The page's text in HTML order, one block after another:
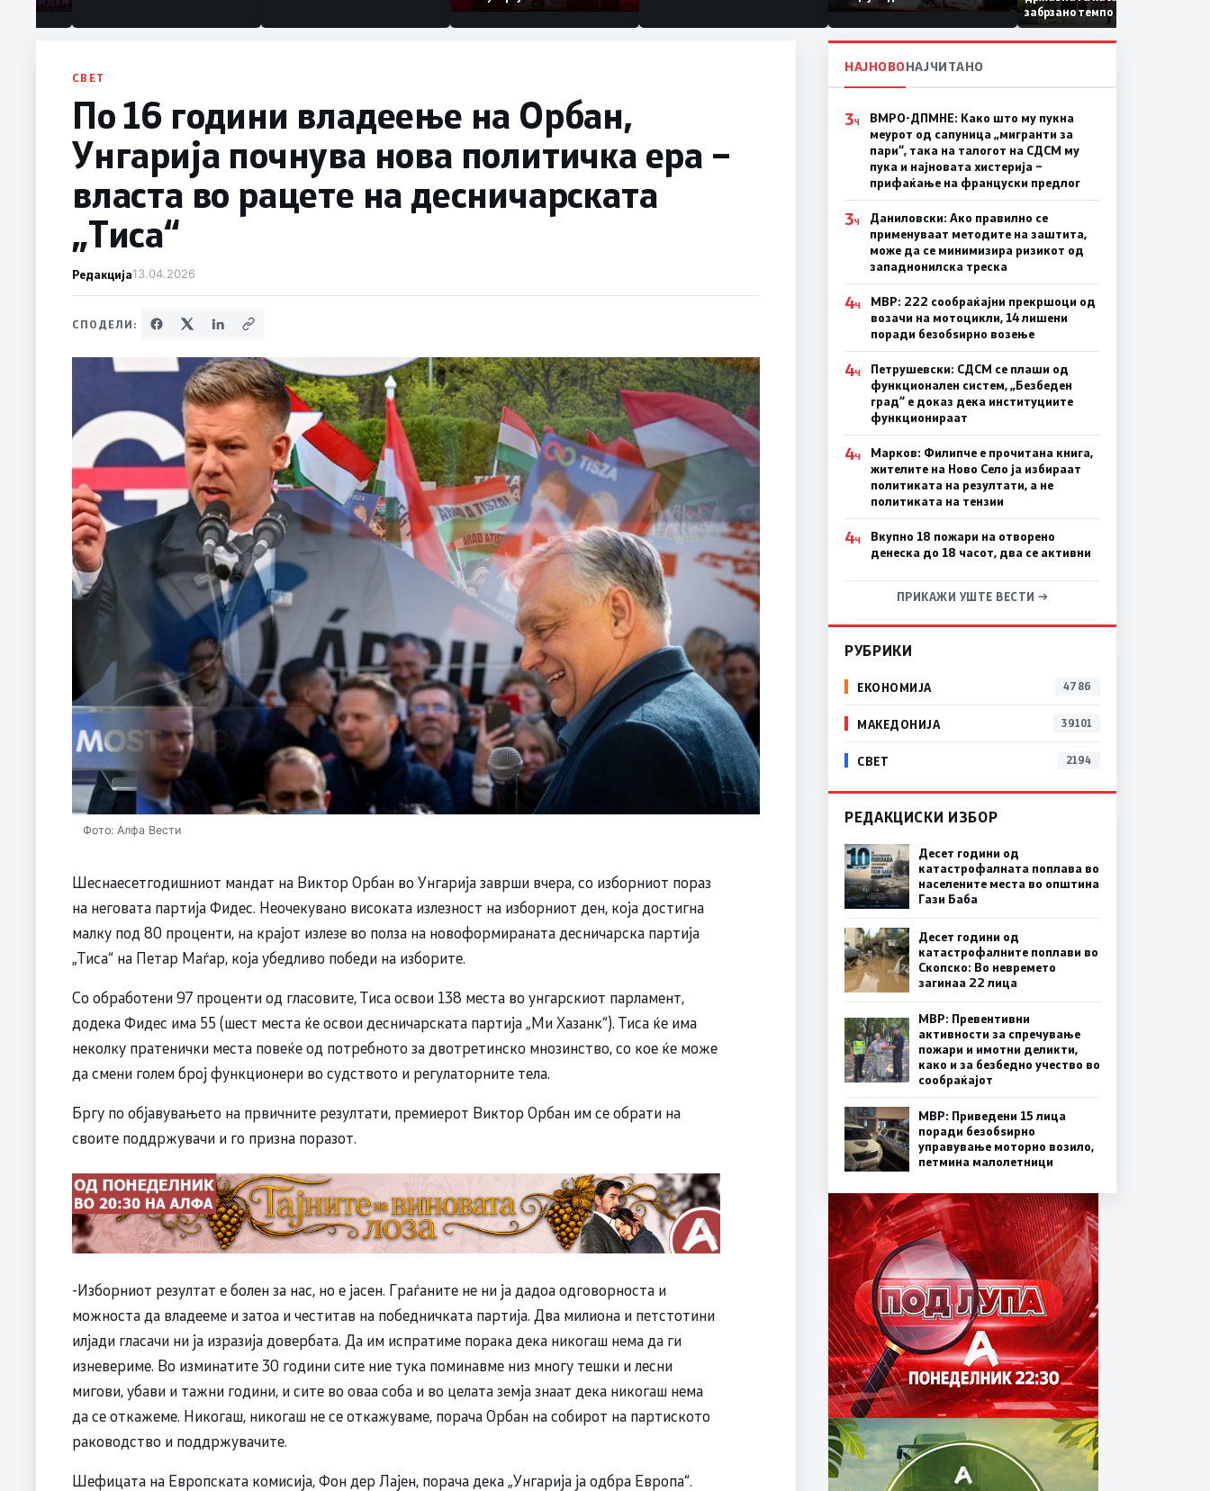
Коридор 8, Македонија
станува раскрсница на
Балканот
забрзано темпо
СВЕТ
По 16 години владеење на Орбан,
Унгарија почнува нова политичка ера –
власта во рацете на десничарската
„Тиса“
Редакција13.04.2026
СПОДЕЛИ:
Фото: Алфа Вести
Шеснаесетгодишниот мандат на Виктор Орбан во Унгарија заврши вчера, со изборниот пораз
на неговата партија Фидес. Неочекувано високата излезност на изборниот ден, која достигна
малку под 80 проценти, на крајот излезе во полза на новоформираната десничарска партија
„Тиса“ на Петар Маѓар, која убедливо победи на изборите.
Со обработени 97 проценти од гласовите, Тиса освои 138 места во унгарскиот парламент,
додека Фидес има 55 (шест места ќе освои десничарската партија „Ми Хазанκ“). Тиса ќе има
неколку пратенички места повеќе од потребното за двотретинско мнозинство, со кое ќе може
да смени голем број функционери во судството и регулаторните тела.
Бргу по објавувањето на првичните резултати, премиерот Виктор Орбан им се обрати на
своите поддржувачи и го призна поразот.
-Изборниот резултат е болен за нас, но е јасен. Граѓаните не ни ја дадоа одговорноста и
можноста да владееме и затоа и честитав на победничката партија. Два милиона и петстотини
илјади гласачи ни ја изразија довербата. Да им испратиме порака дека никогаш нема да ги
изневериме. Во изминатите 30 години сите ние тука поминавме низ многу тешки и лесни
мигови, убави и тажни години, и сите во оваа соба и во целата земја знаат дека никогаш нема
да се откажеме. Никогаш, никогаш не се откажуваме, порача Орбан на собирот на партиското
раководство и поддржувачите.
Шефицата на Европската комисија, Фон дер Лајен, порача дека „Унгарија ја одбра Европа“.
НАЈНОВОНАЈЧИТАНО
3Ч
ВМРО-ДПМНЕ: Како што му пукна
меурот од сапуница „мигранти за
пари“, така на талогот на СДСМ му
пука и најновата хистерија –
прифаќање на француски предлог
3Ч
Даниловски: Ако правилно се
применуваат методите на заштита,
може да се минимизира ризикот од
западнонилска треска
4Ч
МВР: 222 сообраќајни прекршоци од
возачи на мотоцикли, 14 лишени
поради безобѕирно возење
4Ч
Петрушевски: СДСМ се плаши од
функционален систем, „Безбеден
град“ е доказ дека институциите
функционираат
4Ч
Марков: Филипче е прочитана книга,
жителите на Ново Село ја избираат
политиката на резултати, а не
политиката на тензии
4Ч
Вкупно 18 пожари на отворено
денеска до 18 часот, два се активни
ПРИКАЖИ УШТЕ ВЕСТИ →
РУБРИКИ
ЕКОНОМИЈА 4786
МАКЕДОНИЈА 39101
СВЕТ 2194
РЕДАКЦИСКИ ИЗБОР
Десет години од
катастрофалната поплава во
населените места во општина
Гази Баба
Десет години од
катастрофалните поплави во
Скопско: Во невремето
загинаа 22 лица
МВР: Превентивни
активности за спречување
пожари и имотни деликти,
како и за безбедно учество во
сообраќајот
МВР: Приведени 15 лица
поради безобѕирно
управување моторно возило,
петмина малолетници